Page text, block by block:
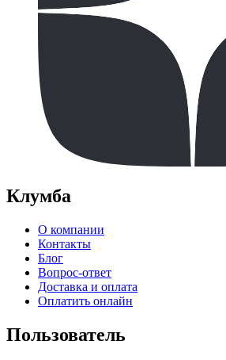
Клумба
О компании
Контакты
Блог
Вопрос-ответ
Доставка и оплата
Оплатить онлайн
Пользователь